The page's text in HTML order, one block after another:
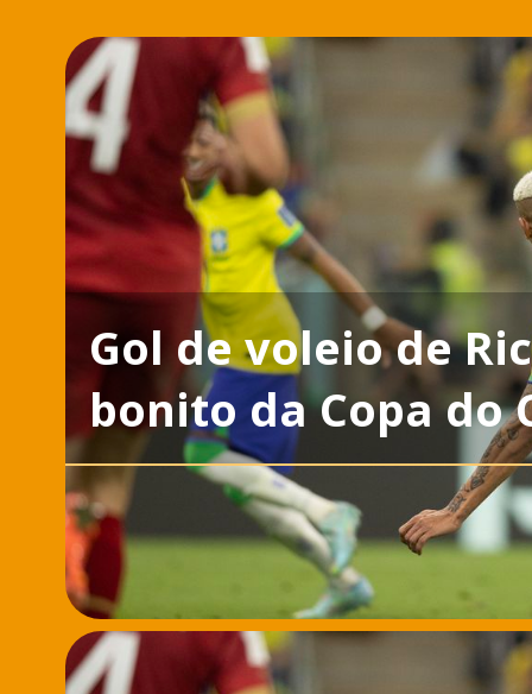
Gol de voleio de
bonito da Copa do